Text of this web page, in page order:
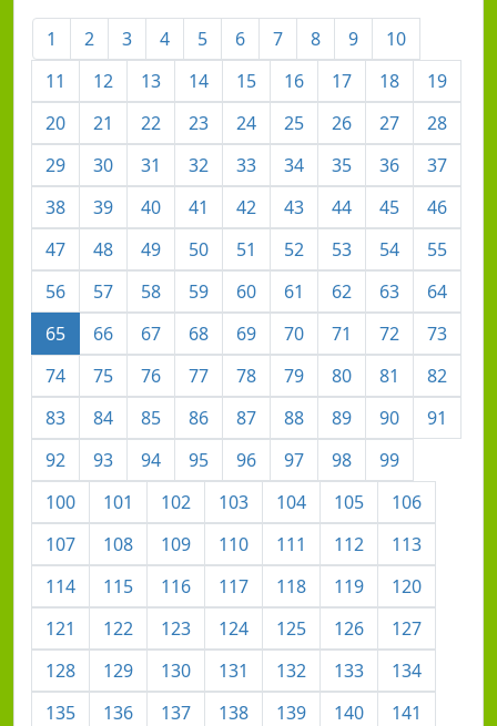
1 2 3 4 5 6 7 8 9
10
11
12 13 14 15 16 17 18
19
20
21 22 23 24 25 26 27
28
29
30 31 32 33 34 35 36
37
38
39 40 41 42 43 44 45
46
47
48 49 50 51 52 53 54
55
56
57 58 59 60 61 62 63
64
65
66 67 68 69 70 71 72
73
74
75 76 77 78 79 80 81
82
83
84 85 86 87 88 89 90
91
92
93 94 95 96 97 98
99
100
101 102 103 104 105
106
107
108 109 110 111 112
113
114
115 116 117 118 119
120
121
122 123 124 125 126
127
128
129 130 131 132 133
134
135
136 137 138 139 140
141